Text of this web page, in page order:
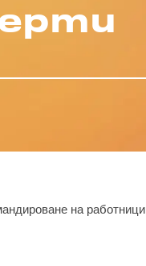
на работници